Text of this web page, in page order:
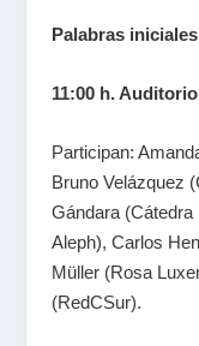
Palabras
11:00 h. Auditorio
Participan:
Bruno Velázquez
Gándara
Aleph), Carlos
Müller (Rosa
(RedCSur).